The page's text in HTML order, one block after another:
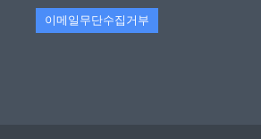
이메일무단수집거부